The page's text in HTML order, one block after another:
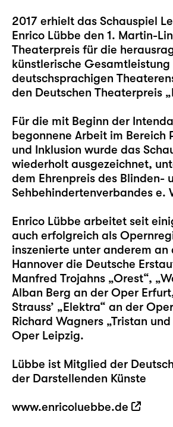
2017 erhielt das Schauspiel
Enrico Lübbe den 1. Martin-
Theaterpreis für die
künstlerische Gesamtleistung
deutschsprachigen
den Deutschen Theaterpreis
Für die mit Beginn der
begonnene Arbeit im Bereich
und Inklusion wurde das
wiederholt ausgezeichnet,
dem Ehrenpreis des Blinden-
Sehbehindertenverbandes e.
Enrico Lübbe arbeitet seit
auch erfolgreich als
inszenierte unter anderem an
Hannover die Deutsche
Manfred Trojahns „Orest“,
Alban Berg an der Oper
Strauss’ „Elektra“ an der
Richard Wagners „Tristan
Oper Leipzig.
Lübbe ist Mitglied der
der Darstellenden Künste
www.enricoluebbe.de